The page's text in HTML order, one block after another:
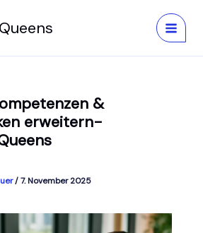
&
erweitern-
/7. November 2025